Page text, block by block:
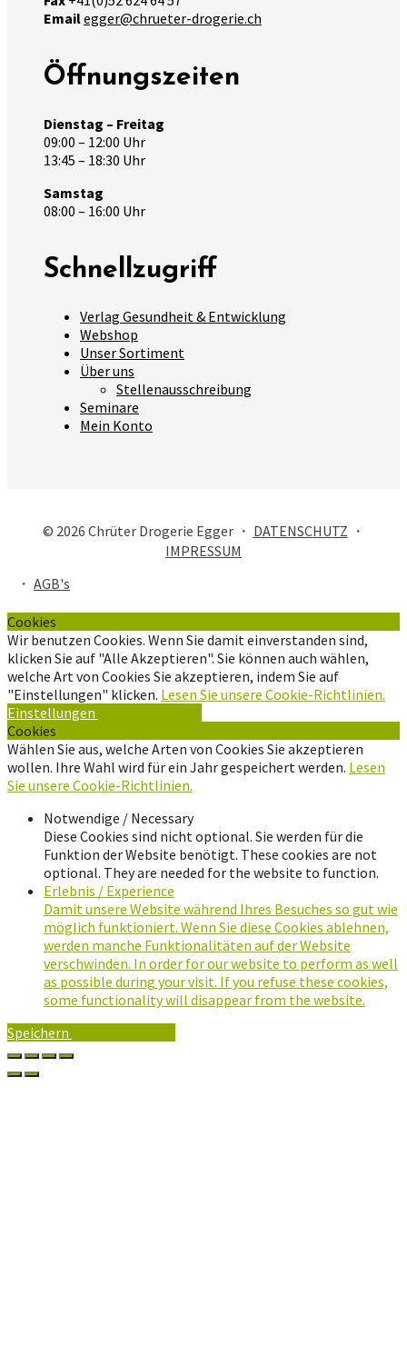
Emailegger@chrueter-drogerie.ch
Öffnungszeiten
Dienstag – Freitag
09:00 – 12:00 Uhr
13:45 – 18:30 Uhr
Samstag
08:00 – 16:00 Uhr
Schnellzugriff
Verlag Gesundheit & Entwicklung
Webshop
Unser Sortiment
Über uns
Stellenausschreibung
Seminare
Mein Konto
© 2026 Chrüter Drogerie Egger ・ DATENSCHUTZ ・
IMPRESSUM
・ AGB's
Cookies
Wir benutzen Cookies. Wenn Sie damit einverstanden sind,
klicken Sie auf "Alle Akzeptieren". Sie können auch wählen,
welche Art von Cookies Sie akzeptieren, indem Sie auf
"Einstellungen" klicken. Lesen Sie unsere Cookie-Richtlinien.
Einstellungen
Cookies
Wählen Sie aus, welche Arten von Cookies Sie akzeptieren
wollen. Ihre Wahl wird für ein Jahr gespeichert werden. Lesen
Sie unsere Cookie-Richtlinien.
Notwendige / Necessary
Diese Cookies sind nicht optional. Sie werden für die
Funktion der Website benötigt. These cookies are not
optional. They are needed for the website to function.
Erlebnis / Experience
Damit unsere Website während Ihres Besuches so gut wie
möglich funktioniert. Wenn Sie diese Cookies ablehnen,
werden manche Funktionalitäten auf der Website
verschwinden. In order for our website to perform as well
as possible during your visit. If you refuse these cookies,
some functionality will disappear from the website.
Speichern